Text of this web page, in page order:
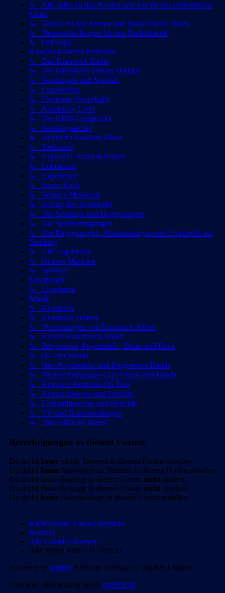
↳ Alle Infos zu den Kosten und wie ihr uns unterstützen
könnt
↳ Details zu den Kosten und Bank/PayPal Daten
↳ Neuanschaffungen für den Radiobetrieb
↳ Off-Topic
Krautrock-World Webradio
↳ Das Krautrock Radio
↳ Der öffentliche Stream 96kbp/s
↳ Sendungen und Specials
↳ CrackerBox
↳ Electronic Spaceballs
↳ Absolutely Live!
↳ Die KRW-Longtracks
↳ Sendungsarchiv
↳ Heribert's Random Music
↳ Treibsand
↳ Explorer's Kraut & Rüben
↳ Lobotomie
↳ Experience
↳ Space Rock
↳ Vergat's Musikzeit
↳ Schlag den Krautlodel
↳ Die Spieltage und Begegnungen
↳ Die Spielbedingungen
↳ Die Begegnungen, Abstimmungen und Livethreds zur
Sendung
↳ Alle Ergebnisse
↳ Groove Machine
↳ VerWolf
Livethread
↳ Livethread
Musik
↳ Krautrock
↳ Krautrock History
↳ Vorstellungen von Krautrock-Alben
↳ Kraut/Deutschrock Bands
↳ Progressive, Psychedelic, Blues und Rock
↳ 60-70er Bands
↳ Neo-Psychedelic und Progressive Bands
↳ Neuerscheinungen CDs/Vinyls und Bands
↳ Konzerte-Festivals-On Tour
↳ Konzerthinweis und Berichte
↳ Festivalhinweise und Berichte
↳ TV und Radiosendungen
↳ Das solltet ihr hören!
Berechtigungen in diesem Forum
Du darfst keine neuen Themen in diesem Forum erstellen.
Du darfst keineAntworten zu Themen in diesem Forum erstellen.
Du darfst deine Beiträge in diesem Forum nicht ändern.
Du darfst deine Beiträge in diesem Forum nicht löschen.
Du darfst keine Dateianhänge in diesem Forum erstellen.
KRW-Forum Foren-Übersicht
Kontakt
Alle Cookies löschen
Alle Zeiten sind UTC+02:00
Powered by phpBB® Forum Software © phpBB Limited
Deutsche Übersetzung durch phpBB.de